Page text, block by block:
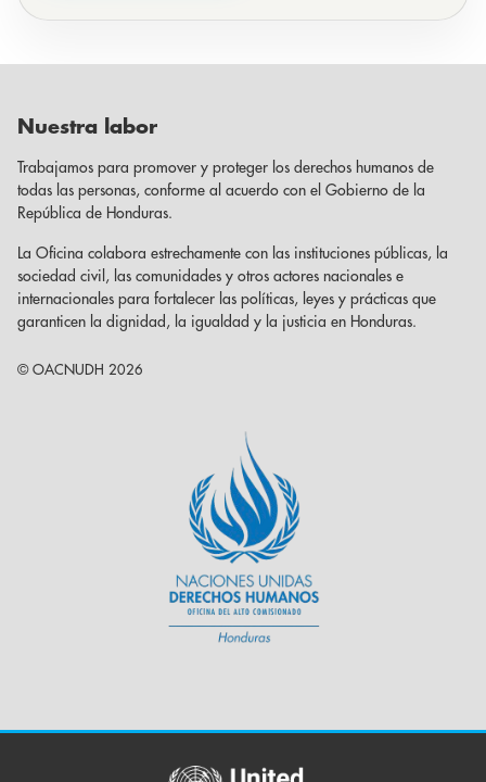
Nuestra labor
Trabajamos para promover y proteger los derechos humanos de
todas las personas, conforme al acuerdo con el Gobierno de la
República de Honduras.
La Oficina colabora estrechamente con las instituciones públicas, la
sociedad civil, las comunidades y otros actores nacionales e
internacionales para fortalecer las políticas, leyes y prácticas que
garanticen la dignidad, la igualdad y la justicia en Honduras.
© OACNUDH 2026